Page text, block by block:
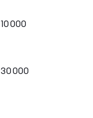
10 000
30 000